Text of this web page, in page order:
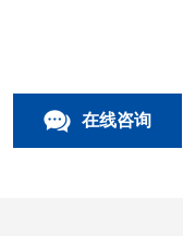
在线咨询